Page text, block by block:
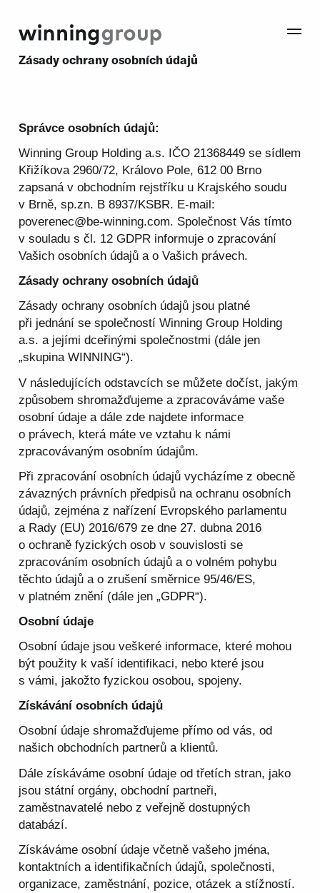
Zásady ochrany osobních údajů
Správce osobních údajů:
Winning Group Holding a.s. IČO 21368449 se sídlem
Křižíkova 2960/72, Královo Pole, 612 00 Brno
zapsaná v obchodním rejstříku u Krajského soudu
v Brně, sp.zn. B 8937/KSBR. E-mail:
poverenec@be-winning.com. Společnost Vás tímto
v souladu s čl. 12 GDPR informuje o zpracování
Vašich osobních údajů a o Vašich právech.
Zásady ochrany osobních údajů
Zásady ochrany osobních údajů jsou platné
při jednání se společností Winning Group Holding
a.s. a jejími dceřinými společnostmi (dále jen
„skupina WINNING“).
V následujících odstavcích se můžete dočíst, jakým
způsobem shromažďujeme a zpracováváme vaše
osobní údaje a dále zde najdete informace
o právech, která máte ve vztahu k námi
zpracovávaným osobním údajům.
Při zpracování osobních údajů vycházíme z obecně
závazných právních předpisů na ochranu osobních
údajů, zejména z nařízení Evropského parlamentu
a Rady (EU) 2016/679 ze dne 27. dubna 2016
o ochraně fyzických osob v souvislosti se
zpracováním osobních údajů a o volném pohybu
těchto údajů a o zrušení směrnice 95/46/ES,
v platném znění (dále jen „GDPR“).
Osobní údaje
Osobní údaje jsou veškeré informace, které mohou
být použity k vaší identifikaci, nebo které jsou
s vámi, jakožto fyzickou osobou, spojeny.
Získávání osobních údajů
Osobní údaje shromažďujeme přímo od vás, od
našich obchodních partnerů a klientů.
Dále získáváme osobní údaje od třetích stran, jako
jsou státní orgány, obchodní partneři,
zaměstnavatelé nebo z veřejně dostupných
databází.
Získáváme osobní údaje včetně vašeho jména,
kontaktních a identifikačních údajů, společnosti,
organizace, zaměstnání, pozice, otázek a stížností.